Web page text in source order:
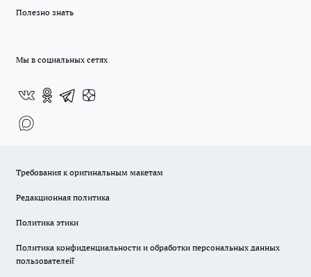
Полезно знать
Мы в социальных сетях
Требования к оригинальным макетам
Редакционная политика
Политика этики
Политика конфиденциальности и обработки персональных данных
пользователей̆